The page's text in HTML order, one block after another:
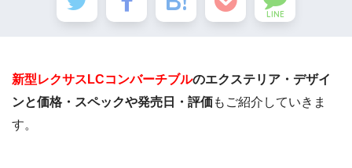
LINE
新型レクサスLCコンバーチブルのエクステリア・デザイ
ンと価格・スペックや発売日・評価もご紹介していきま
す。